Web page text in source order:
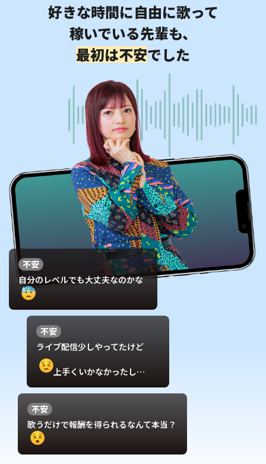
好きな時間に自由に歌って
稼いでいる先輩も、
最初は不安でした
不安
自分のレベルでも大丈夫なのかな
不安
ライブ配信少しやってたけど
上手くいかなかったし…
不安
歌うだけで報酬を得られるなんて本当？